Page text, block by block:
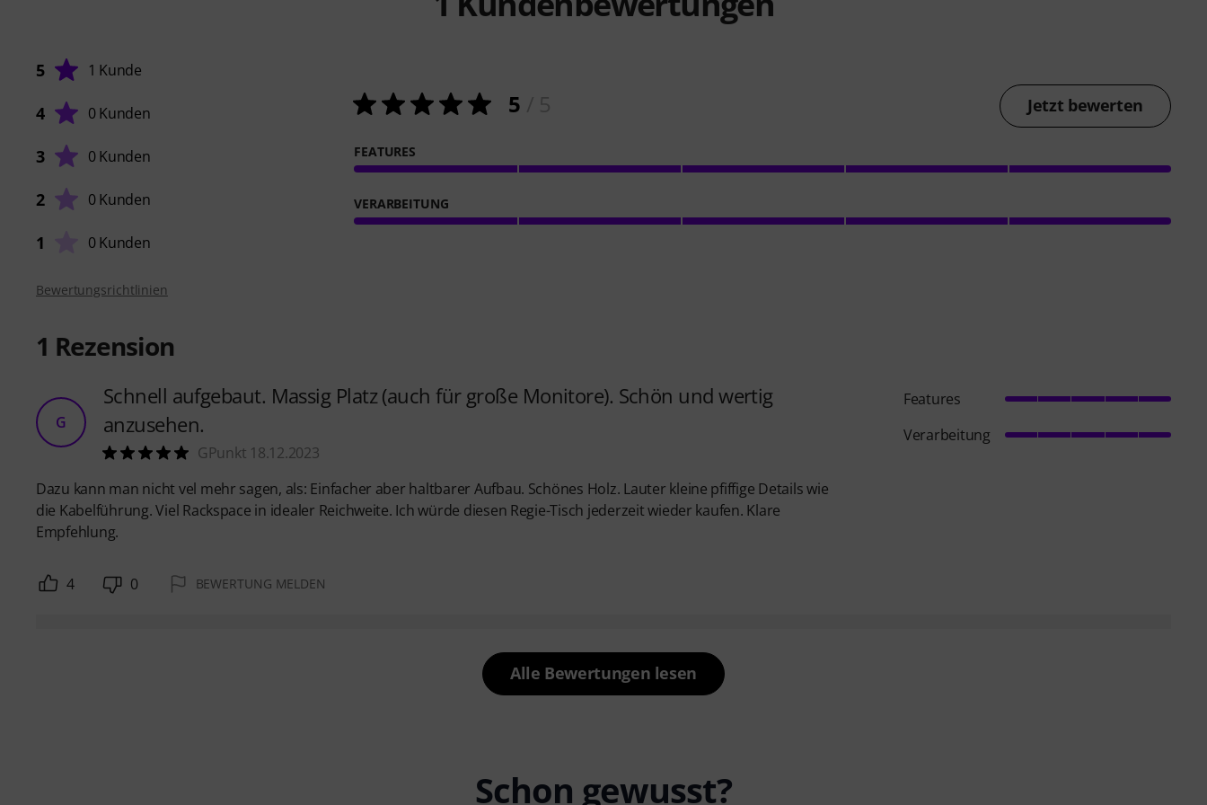
5 1 Kunde
4 0 Kunden
3 0 Kunden
2 0 Kunden
1 0 Kunden
5 Jetzt bewerten
FEATURES
VERARBEITUNG
Bewertungsrichtlinien
1 Rezension
G
Schnell aufgebaut. Massig Platz (auch für große Monitore). Schön und wertig
anzusehen.
GPunkt 18.12.2023
Dazu kann man nicht vel mehr sagen, als: Einfacher aber haltbarer Aufbau. Schönes Holz. Lauter kleine pfiffige Details wie
die Kabelführung. Viel Rackspace in idealer Reichweite. Ich würde diesen Regie-Tisch jederzeit wieder kaufen. Klare
Empfehlung.
Features
Verarbeitung
4 0 BEWERTUNG MELDEN
Alle Bewertungen lesen
Schon gewusst?